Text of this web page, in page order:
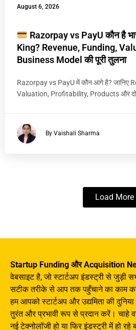
August 6, 2026
Razorpay vs PayU कौन है
King? Revenue, Funding,
Business Model की पूरी तुलना
Razorpay vs PayU में कौन आगे है? जानिए
Valuation, Profitability, Products और
By Vaishali Sharma
Load More
Startup Funding और Acquisition
वेबसाइट है, जो स्टार्टअप इंडस्ट्री से जुड़ी
सटीक तरीके से आप तक पहुँचाने का काम
हम आपको स्टार्टअप और उद्यमिता की दुनिया
तुरंत और प्रभावी रूप से प्रदान करें। चाहे
नई टेक्नोलॉजी हो या फिर इंडस्ट्री में हो